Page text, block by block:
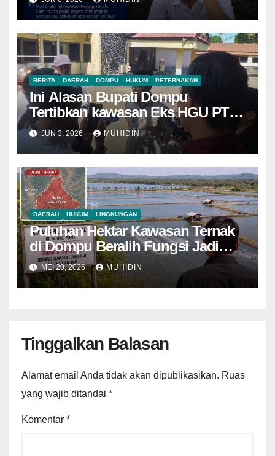
Pelaku
BERITA DAERAH DOMPU HUKUM PETERNAKAN
Ini Alasan Bupati Dompu
Tertibkan kawasan Eks HGU PT
Lawata Permai
JUN 3, 2026 MUHIDIN
DAERAH HUKUM LINGKUNGAN
Puluhan Hektar Kawasan Ternak
di Dompu Beralih Fungsi Jadi
Tambak Udang
MEI 20, 2026 MUHIDIN
Tinggalkan Balasan
Alamat email Anda tidak akan dipublikasikan. Ruas
yang wajib ditandai *
Komentar *